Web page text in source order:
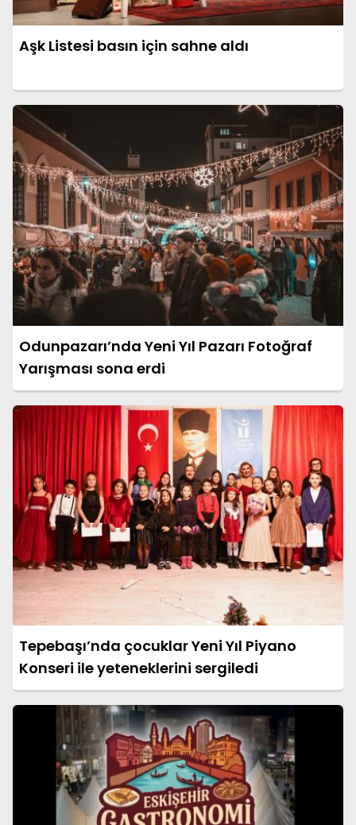
Aşk Listesi basın için sahne aldı
Odunpazarı’nda Yeni Yıl Pazarı Fotoğraf
Yarışması sona erdi
Tepebaşı’nda çocuklar Yeni Yıl Piyano
Konseri ile yeteneklerini sergiledi